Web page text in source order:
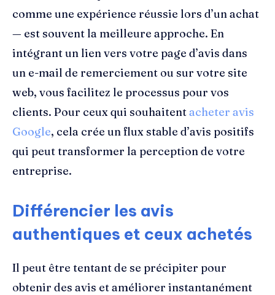
comme une expérience réussie lors d’un achat
— est souvent la meilleure approche. En
intégrant un lien vers votre page d’avis dans
un e-mail de remerciement ou sur votre site
web, vous facilitez le processus pour vos
clients. Pour ceux qui souhaitentacheter avis
Google, cela crée un flux stable d’avis positifs
qui peut transformer la perception de votre
entreprise.
Différencier les avis
authentiques et ceux achetés
Il peut être tentant de se précipiter pour
obtenir des avis et améliorer instantanément